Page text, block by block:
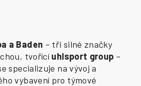
a Baden – tři silné značky
tvořící uhlsport group –
specializuje na vývoj a
vybavení pro týmové